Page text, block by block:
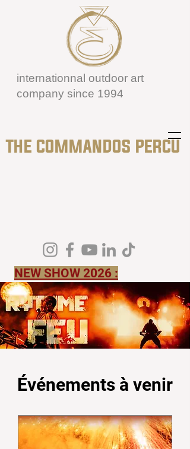
THE COMMANDOS PERCU
internationnal outdoor art
company since 1994
NEW SHOW 2026 :
Événements à venir